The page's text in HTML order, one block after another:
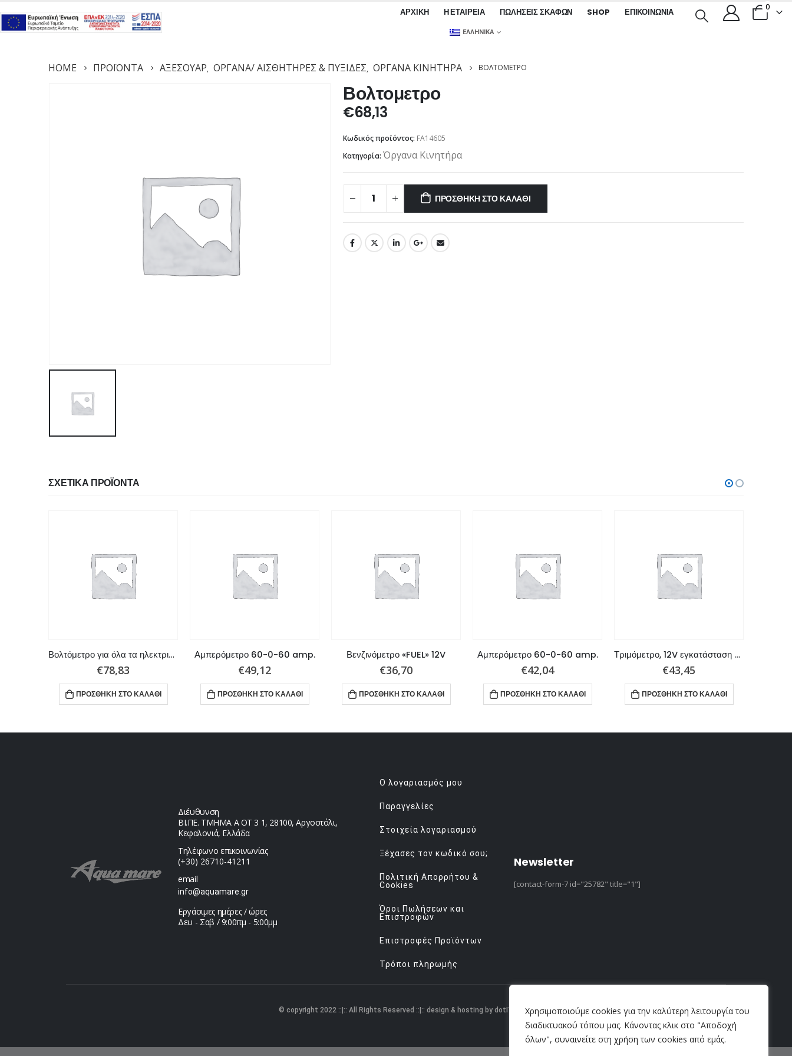
Χρησιμοποιούμε cookies για την καλύτερη λειτουργία του
διαδικτυακού τόπου μας. Κάνοντας κλικ στο "Αποδοχή
όλων", συναινείτε στη χρήση των cookies από εμάς.
ΑΡΧΙΚΉ Η ΕΤΑΙΡΕΊΑ ΠΩΛΉΣΕΙΣ ΣΚΑΦΏΝ SHOP ΕΠΙΚΟΙΝΩΝΊΑ 0
ΕΛΛΗΝΙΚΆ
HOME ΠΡΟΪΌΝΤΑ ΑΞΕΣΟΥΆΡ, ΌΡΓΑΝΑ/ ΑΙΣΘΗΤΉΡΕΣ & ΠΥΞΊΔΕΣ, ΌΡΓΑΝΑ ΚΙΝΗΤΉΡΑ ΒΟΛΤΟΜΕΤΡΟ
Βολτομετρο
€68,13
Κωδικός προϊόντος: FA14605
Κατηγορία: Όργανα Κινητήρα
ΠΡΟΣΘΉΚΗ ΣΤΟ ΚΑΛΆΘΙ
ΣΧΕΤΙΚΆ ΠΡΟΪΌΝΤΑ
Βολτόμετρο για όλα τα ηλεκτρικά συστήματα 12 volt
€78,83
ΠΡΟΣΘΉΚΗ ΣΤΟ ΚΑΛΆΘΙ
Αμπερόμετρο 60-0-60 amp.
€49,12
ΠΡΟΣΘΉΚΗ ΣΤΟ ΚΑΛΆΘΙ
Βενζινόμετρο «FUEL» 12V
€36,70
ΠΡΟΣΘΉΚΗ ΣΤΟ ΚΑΛΆΘΙ
Αμπερόμετρο 60-0-60 amp.
€42,04
ΠΡΟΣΘΉΚΗ ΣΤΟ ΚΑΛΆΘΙ
Τριμόμετρο, 12V εγκατάσταση Para Johnson-Evinrude
€43,45
ΠΡΟΣΘΉΚΗ ΣΤΟ ΚΑΛΆΘΙ
Διέυθυνση
ΒΙ.ΠΕ. ΤΜΗΜΑ Α ΟΤ 3 1, 28100, Αργοστόλι,
Κεφαλονιά, Ελλάδα
Τηλέφωνο επικοινωνίας
(+30) 26710-41211
email
info@aquamare.gr
Εργάσιμες ημέρες / ώρες
Δευ - Σαβ / 9:00πμ - 5:00μμ
Ο λογαριασμός μου
Παραγγελίες
Στοιχεία λογαριασμού
Ξέχασες τον κωδικό σου;
Πολιτική Απορρήτου &
Cookies
Όροι Πωλήσεων και
Επιστροφών
Επιστροφές Προϊόντων
Τρόποι πληρωμής
Newsletter
[contact-form-7 id="25782" title="1"]
© copyright 2022 ::|:: All Rights Reserved ::|:: design & hosting by dotIT